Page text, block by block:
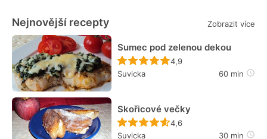
Nejnovější recepty Zobrazit více
Sumec pod zelenou dekou
Recept ještě nebyl
4,9
Suvicka
60 min
Skořicové večky
Recept ještě nebyl
4,6
Suvicka
30 min